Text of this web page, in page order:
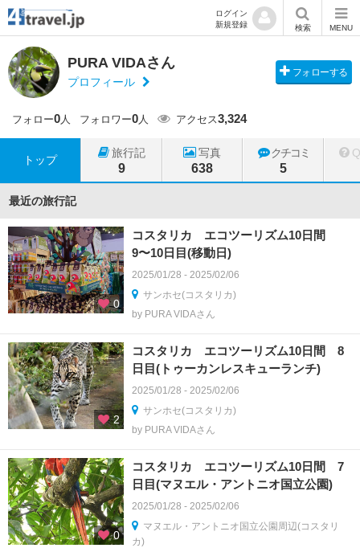
ログイン
新規登録
検索 MENU
PURA VIDAさん
プロフィール
フォローする
フォロー0人 フォロワー0人 アクセス3,324
トップ
旅行記
9
写真
638
クチコミ
5
最近の旅行記
0
コスタリカ エコツーリズム10日間
9〜10日目(移動日)
2025/01/28 - 2025/02/06
サンホセ(コスタリカ)
by PURA VIDAさん
2
コスタリカ エコツーリズム10日間 8
日目(トゥーカンレスキューランチ)
2025/01/28 - 2025/02/06
サンホセ(コスタリカ)
by PURA VIDAさん
0
コスタリカ エコツーリズム10日間 7
日目(マヌエル・アントニオ国立公園)
2025/01/28 - 2025/02/06
マヌエル・アントニオ国立公園周辺(コスタリ
カ)